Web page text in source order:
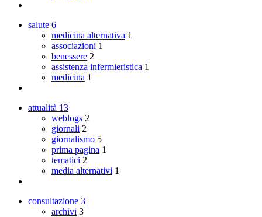
salute 6
medicina alternativa 1
associazioni 1
benessere 2
assistenza infermieristica 1
medicina 1
attualità 13
weblogs 2
giornali 2
giornalismo 5
prima pagina 1
tematici 2
media alternativi 1
consultazione 3
archivi 3